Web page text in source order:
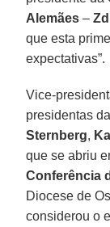
Alemães –
que esta
expectativas”.
Vice-
presidentas
Sternberg,
que se abriu
Conferência
Diocese de
considerou o